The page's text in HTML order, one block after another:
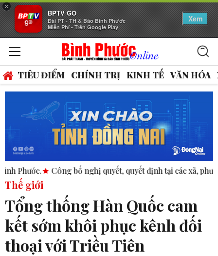
×
BPTV GO
Đài PT - TH & Báo Bình Phước
Miễn Phí - Trên Google Play
Xem
TIÊU ĐIỂM CHÍNH TRỊ KINH TẾ VĂN HÓA
Công bố nghị quyết, quyết định tại các xã, phường.
Thế giới
Tổng thống Hàn Quốc cam
kết sớm khôi phục kênh đối
thoại với Triều Tiên